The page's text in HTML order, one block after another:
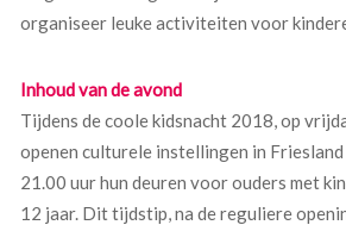
organiseer leuke activiteiten voor
Inhoud van de avond
Tijdens de coole kidsnacht 2018, op
openen culturele instellingen in
21.00 uur hun deuren voor ouders met
12 jaar. Dit tijdstip, na de reguliere